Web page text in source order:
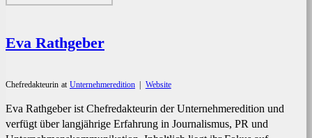
Eva Rathgeber
Chefredakteurin at Unternehmeredition | Website
Eva Rathgeber ist Chefredakteurin der Unternehmeredition und
verfügt über langjährige Erfahrung in Journalismus, PR und